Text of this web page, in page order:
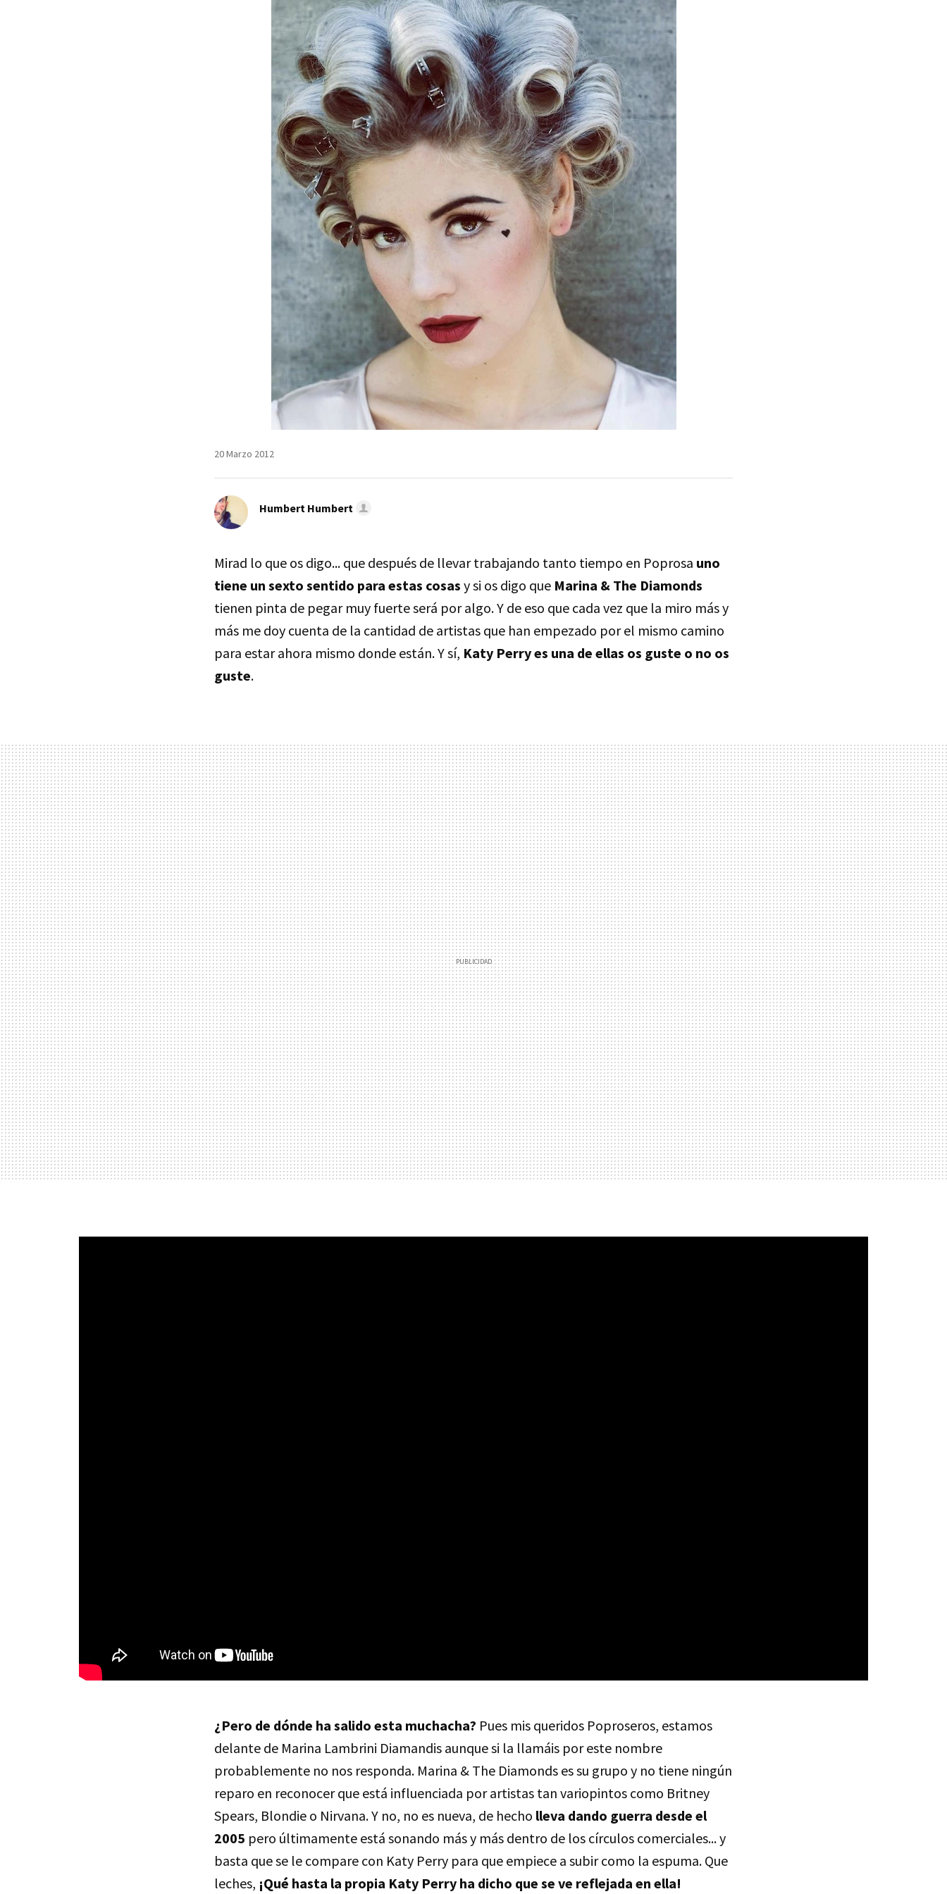
20 Marzo 2012
Humbert Humbert
Mirad lo que os digo... que después de llevar trabajando tanto tiempo en Poprosa uno
tiene un sexto sentido para estas cosas y si os digo que Marina & The Diamonds
tienen pinta de pegar muy fuerte será por algo. Y de eso que cada vez que la miro más y
más me doy cuenta de la cantidad de artistas que han empezado por el mismo camino
para estar ahora mismo donde están. Y sí, Katy Perry es una de ellas os guste o no os
guste.
¿Pero de dónde ha salido esta muchacha? Pues mis queridos Poproseros, estamos
delante de Marina Lambrini Diamandis aunque si la llamáis por este nombre
probablemente no nos responda. Marina & The Diamonds es su grupo y no tiene ningún
reparo en reconocer que está influenciada por artistas tan variopintos como Britney
Spears, Blondie o Nirvana. Y no, no es nueva, de hecho lleva dando guerra desde el
2005 pero últimamente está sonando más y más dentro de los círculos comerciales... y
basta que se le compare con Katy Perry para que empiece a subir como la espuma. Que
leches, ¡Qué hasta la propia Katy Perry ha dicho que se ve reflejada en ella!